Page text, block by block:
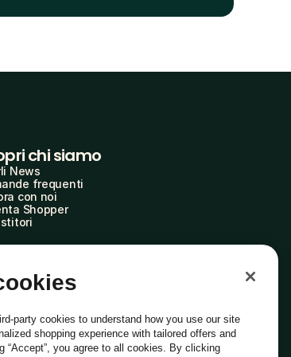
chi siamo
News
frequenti
con noi
Shopper
party cookies to understand how you use our site
shopping experience with tailored offers and
“Accept”, you agree to all cookies. By clicking